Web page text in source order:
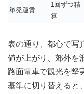
単発運賃
1回ずつ精
算
表の通り、都心で写
値が上がり、郊外を
路面電車で観光を堅
基準に切り替えると